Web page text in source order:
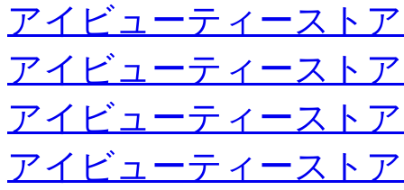
アイビューティースト
アイビューティースト
アイビューティースト
アイビューティースト